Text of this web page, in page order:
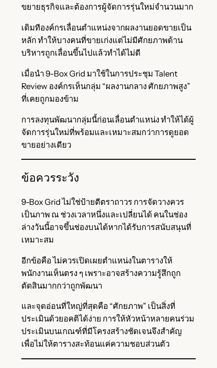
ขยายธุรกิจและต้องการผู้จัดการรุ่นใหม่จำนวนมาก
เดิมทีองค์กรเลื่อนตำแหน่งจากผลงานยอดขายเป็น
หลัก ทำให้บางคนที่ขายเก่งแต่ไม่มีศักยภาพด้าน
บริหารถูกเลื่อนขึ้นไปแล้วทำได้ไม่ดี
เมื่อนำ 9-Box Grid มาใช้ในการประชุม Talent
Review องค์กรเห็นกลุ่ม “ผลงานกลาง ศักยภาพสูง”
ที่เคยถูกมองข้าม
การลงทุนพัฒนากลุ่มนี้ก่อนเลื่อนตำแหน่ง ทำให้ได้ผู้
จัดการรุ่นใหม่ที่พร้อมและเหมาะสมกว่าการดูยอด
ขายอย่างเดียว
ข้อควรระวัง
9-Box Grid ไม่ใช่ป้ายตีตราถาวร การจัดวางควร
เป็นภาพ ณ ช่วงเวลาหนึ่งและเปลี่ยนได้ คนในช่อง
ล่างวันนี้อาจขึ้นช่องบนได้หากได้รับการสนับสนุนที่
เหมาะสม
อีกข้อคือ ไม่ควรเปิดเผยตำแหน่งในตารางให้
พนักงานเห็นตรง ๆ เพราะอาจสร้างความรู้สึกถูก
ตัดสินมากกว่าถูกพัฒนา
และจุดอ่อนที่ใหญ่ที่สุดคือ “ศักยภาพ” เป็นสิ่งที่
ประเมินด้วยอคติได้ง่าย การให้หัวหน้าหลายคนร่วม
ประเมินบนเกณฑ์ที่มีโครงสร้างชัดเจนจึงสำคัญ
เพื่อไม่ให้ตารางสะท้อนแค่ความชอบส่วนตัว